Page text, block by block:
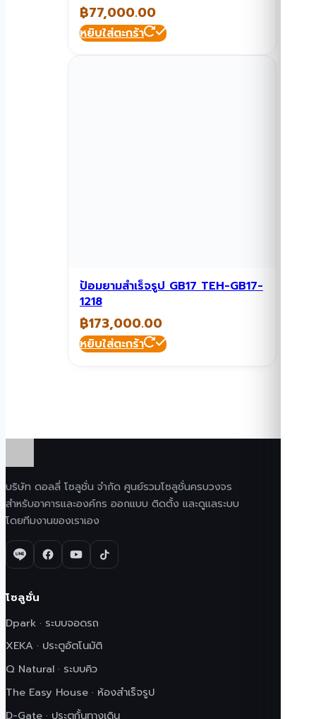
฿77,000.00
หยิบใส่ตะกร้า
ป้อมยามสำเร็จรูป GB17 TEH-GB17-
1218
฿173,000.00
หยิบใส่ตะกร้า
บริษัท ดอลลี่ โซลูชั่น จำกัด ศูนย์รวมโซลูชั่นครบวงจร
สำหรับอาคารและองค์กร ออกแบบ ติดตั้ง และดูแลระบบ
โดยทีมงานของเราเอง
โซลูชั่น
Dpark · ระบบจอดรถ
XEKA · ประตูอัตโนมัติ
Q Natural · ระบบคิว
The Easy House · ห้องสำเร็จรูป
D-Gate · ประตูกั้นทางเดิน